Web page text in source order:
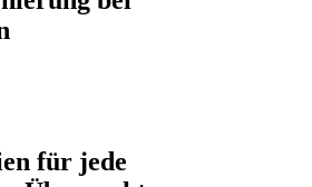
für jede